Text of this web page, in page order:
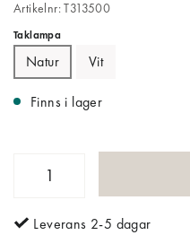
Artikelnr: T313500
Taklampa
Natur Vit
Finns i lager
Leverans 2-5 dagar